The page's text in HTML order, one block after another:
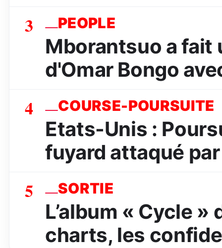
3 PEOPLE
Mborantsuo a fait
d'Omar Bongo
4 COURSE-POURSUITE
Etats-Unis :
fuyard attaqué
5 SORTIE
L’album « Cycle »
charts, les